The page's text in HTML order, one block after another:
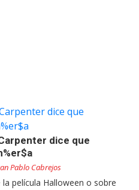
dice que
Pablo Cabrejos
película Halloween o sobre